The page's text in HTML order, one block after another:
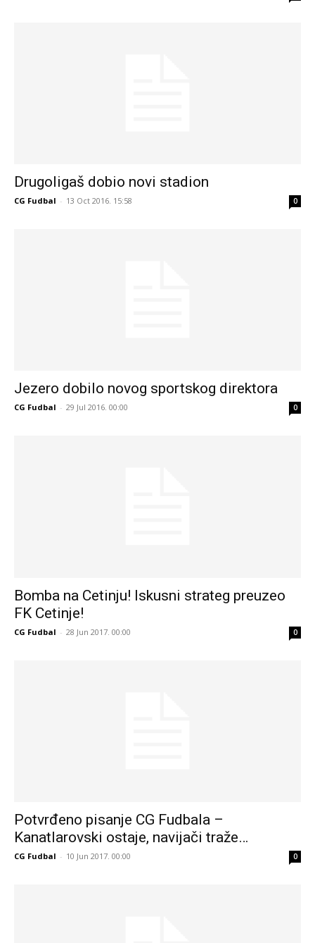
Drugoligaš dobio novi stadion
CG Fudbal - 13 Oct 2016. 15:58 0
Jezero dobilo novog sportskog direktora
CG Fudbal - 29 Jul 2016. 00:00 0
Bomba na Cetinju! Iskusni strateg preuzeo
FK Cetinje!
CG Fudbal - 28 Jun 2017. 00:00 0
Potvrđeno pisanje CG Fudbala –
Kanatlarovski ostaje, navijači traže…
CG Fudbal - 10 Jun 2017. 00:00 0